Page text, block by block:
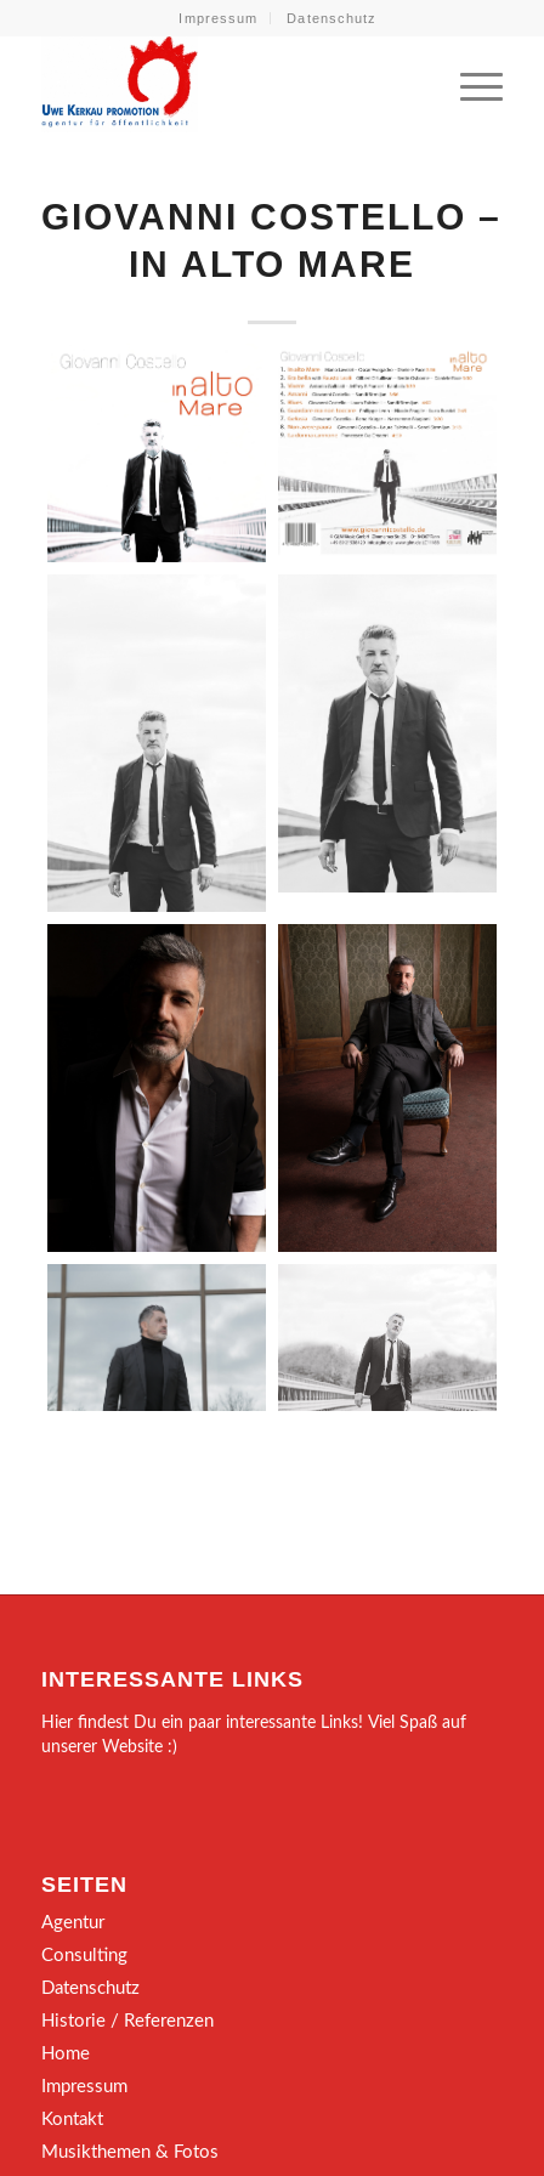
Impressum Datenschutz
GIOVANNI COSTELLO –
IN ALTO MARE
INTERESSANTE LINKS
Hier findest Du ein paar interessante Links! Viel Spaß auf
unserer Website :)
SEITEN
Agentur
Consulting
Datenschutz
Historie / Referenzen
Home
Impressum
Kontakt
Musikthemen & Fotos